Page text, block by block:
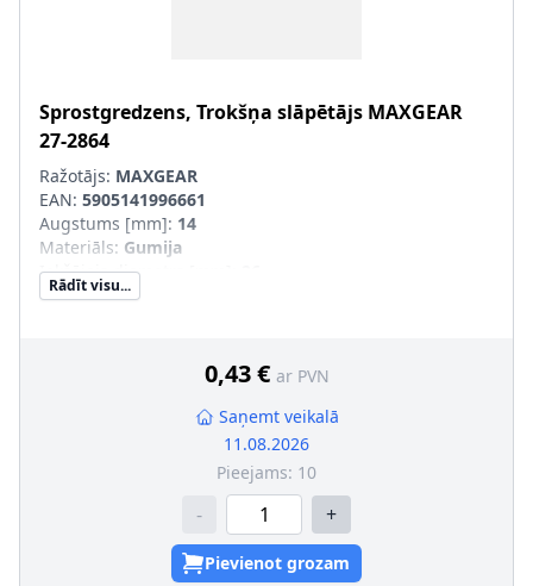
Sprostgredzens, Trokšņa slāpētājs MAXGEAR
27-2864
Ražotājs: MAXGEAR
EAN: 5905141996661
Augstums [mm]: 14
Materiāls: Gumija
Iekšējais diametrs [mm]
Ārējais diametrs [mm]
Rādīt visu...
0,43 € ar PVN
Saņemt veikalā
11.08.2026
Pieejams: 10
- +
Pievienot grozam